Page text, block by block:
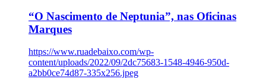
“O Nascimento de Neptunia”, nas Oficinas
Marques
https://www.ruadebaixo.com/wp-
content/uploads/2022/09/2dc75683-1548-4946-950d-
a2bb0ce74d87-335x256.jpeg